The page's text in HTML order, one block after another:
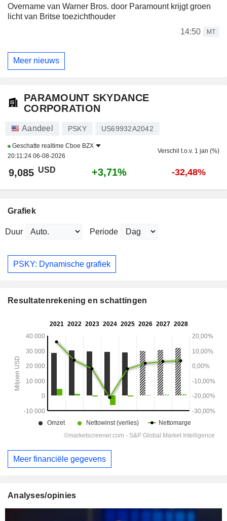
Overname van Warner Bros. door Paramount krijgt groen
licht van Britse toezichthouder
14:50
MT
Meer nieuws
PARAMOUNT SKYDANCE
CORPORATION
Aandeel PSKY US69932A2042
Geschatte realtime Cboe BZX
20:11:24 06-08-2026
Verschil t.o.v. 1 jan (%)
9,085 USD +3,71% -32,48%
Grafiek
Duur Periode
PSKY: Dynamische grafiek
Resultatenrekening en schattingen
Meer financiële gegevens
Analyses/opinies